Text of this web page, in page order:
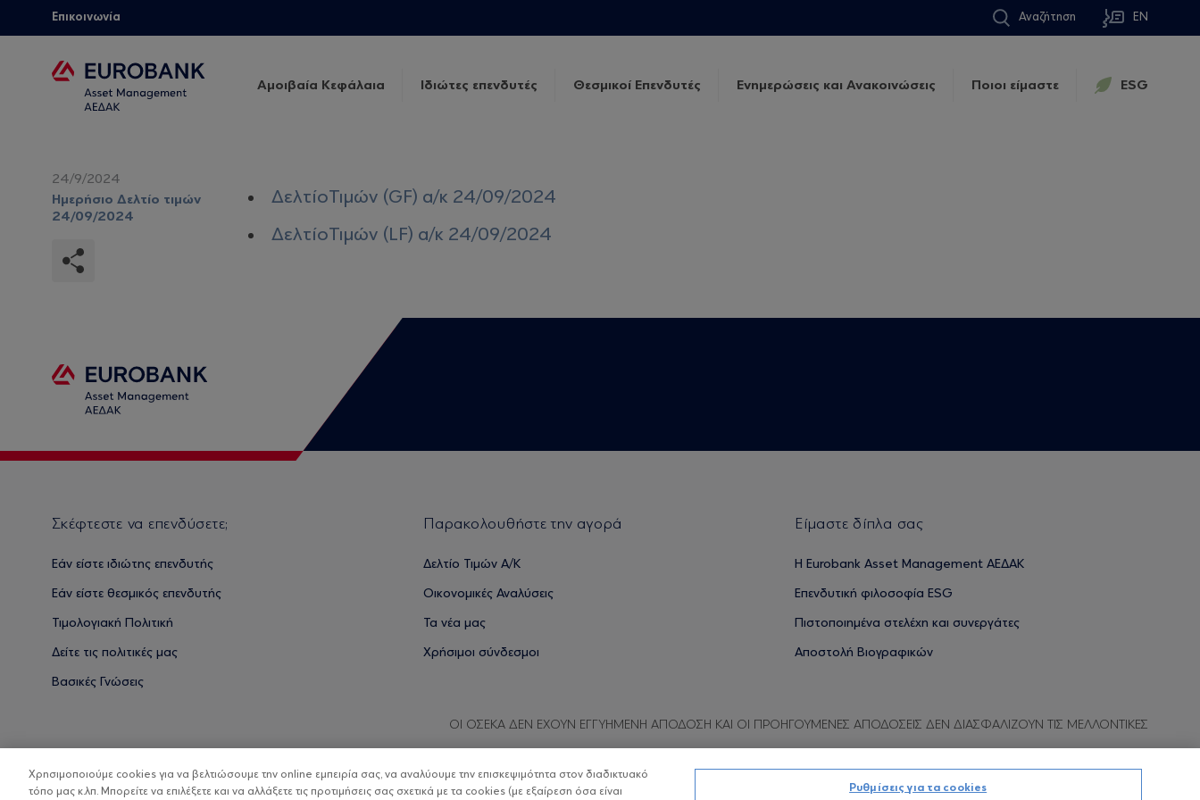
Επικοινωνία Αναζήτηση EN
Αμοιβαία Κεφάλαια Ιδιώτες επενδυτές Θεσμικοί Επενδυτές Ενημερώσεις και Ανακοινώσεις Ποιοι είμαστε ESG
24/9/2024
Ημερήσιο Δελτίο τιμών
24/09/2024
ΔελτίοΤιμών (GF) α/κ 24/09/2024
ΔελτίοΤιμών (LF) α/κ 24/09/2024
Σκέφτεστε να επενδύσετε;
Εάν είστε ιδιώτης επενδυτής
Εάν είστε θεσμικός επενδυτής
Τιμολογιακή Πολιτική
Δείτε τις πολιτικές μας
Βασικές Γνώσεις
Παρακολουθήστε την αγορά
Δελτίο Τιμών Α/Κ
Οικονομικές Αναλύσεις
Τα νέα μας
Χρήσιμοι σύνδεσμοι
Είμαστε δίπλα σας
H Eurobank Asset Management ΑΕΔΑΚ
Επενδυτική φιλοσοφία ESG
Πιστοποιημένα στελέχη και συνεργάτες
Αποστολή Βιογραφικών
ΟΙ ΟΣΕΚΑ ΔΕΝ ΕΧΟΥΝ ΕΓΓΥΗΜΕΝΗ ΑΠΟΔΟΣΗ ΚΑΙ ΟΙ ΠΡΟΗΓΟΥΜΕΝΕΣ ΑΠΟΔΟΣΕΙΣ ΔΕΝ ΔΙΑΣΦΑΛΙΖΟΥΝ ΤΙΣ ΜΕΛΛΟΝΤΙΚΕΣ
Copyright © Eurobank ΑΕΔΑΚ Προστασία Προσωπικών Δεδομένων Όροι χρήσης
Χρησιμοποιούμε cookies για να βελτιώσουμε την online εμπειρία σας, να αναλύουμε την επισκεψιμότητα στον διαδικτυακό
τόπο μας κ.λπ. Μπορείτε να επιλέξετε και να αλλάξετε τις προτιμήσεις σας σχετικά με τα cookies (με εξαίρεση όσα είναι
Ρυθμίσεις για τα cookies